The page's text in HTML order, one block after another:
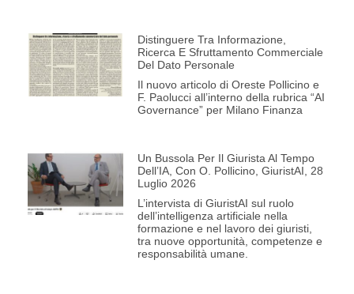
Distinguere Tra Informazione,
Ricerca E Sfruttamento Commerciale
Del Dato Personale
Il nuovo articolo di Oreste Pollicino e
F. Paolucci all’interno della rubrica “AI
Governance” per Milano Finanza
Un Bussola Per Il Giurista Al Tempo
Dell’IA, Con O. Pollicino, GiuristAI, 28
Luglio 2026
L’intervista di GiuristAI sul ruolo
dell’intelligenza artificiale nella
formazione e nel lavoro dei giuristi,
tra nuove opportunità, competenze e
responsabilità umane.